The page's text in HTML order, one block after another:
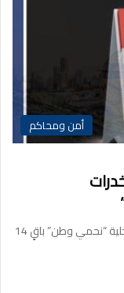
أمن ومحاكم
“الوفاق” تشارك في التوعية بالتزامن مع حملة الداخلية “نحمي وطن” باقٍ 14